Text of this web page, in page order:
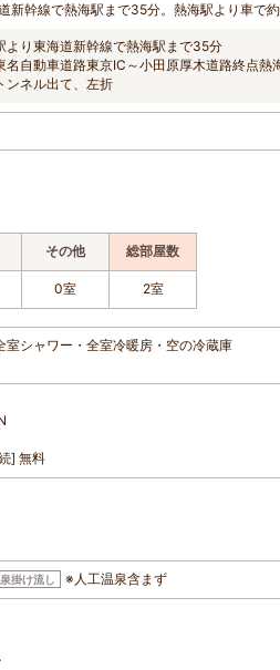
新幹線で熱海駅まで35分。熱海駅より車で約
より東海道新幹線で熱海駅まで35分
名自動車道路東京IC～小田原厚木道路終点
ンネル出て、左折
その他 総部屋数
0室 2室
室シャワー・全室冷暖房・空の冷蔵庫
] 無料
掛け流し ※人工温泉含まず